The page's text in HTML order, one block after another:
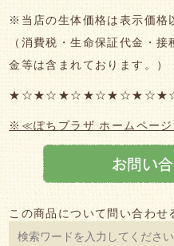
※当店の生体価格は表示価格
（消費税・生命保証代金・
金等は含まれております。）
※≪ぽちプラザ ホームペー
この商品について問い合わせ